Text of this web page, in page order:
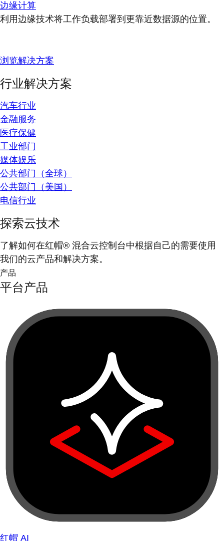
边缘计算
利用边缘技术将工作负载部署到更靠近数据源的位置。
浏览解决方案
行业解决方案
汽车行业
金融服务
医疗保健
工业部门
媒体娱乐
公共部门（全球）
公共部门（美国）
电信行业
探索云技术
了解如何在红帽® 混合云控制台中根据自己的需要使用
我们的云产品和解决方案。
产品
平台产品
红帽 AI